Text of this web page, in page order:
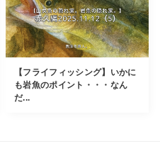
【フライフィッシング】いかに
も岩魚のポイント・・・なん
だ...